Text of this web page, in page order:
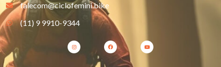
falecom@ciclofemini.bike
(11) 9 9910-9344